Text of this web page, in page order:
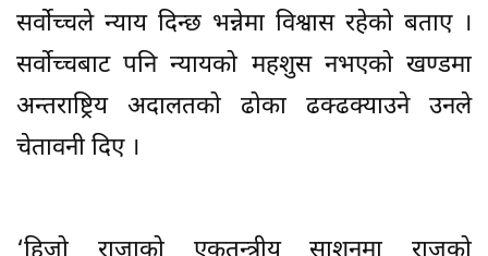
सर्वोच्चले न्याय दिन्छ भन्नेमा विश्वास रहेको बताए ।
सर्वोच्चबाट पनि न्यायको महशुस नभएको खण्डमा
अन्तराष्ट्रिय अदालतको ढोका ढक्ढक्याउने उनले
चेतावनी दिए ।